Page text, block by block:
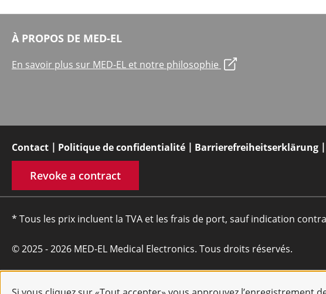
À PROPOS DE MED-EL
En savoir plus sur MED-EL et notre philosophie
Contact Politique de confidentialité Barrierefreiheitserklärung
Revoke a contract
* Tous les prix incluent la TVA et les frais de port, sauf indication
© 2025 - 2026 MED-EL Medical Electronics. Tous droits réservés.